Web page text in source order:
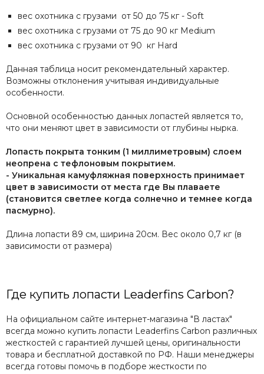
вес охотника с грузами от 50 до 75 кг - Soft
вес охотника с грузами от 75 до 90 кг Medium
вес охотника с грузами от 90 кг Hard
Данная таблица носит рекомендательный характер.
Возможны отклонения учитывая индивидуальные
особенности.
Основной особенностью данных лопастей является то,
что они меняют цвет в зависимости от глубины нырка.
Лопасть покрыта тонким (1 миллиметровым) слоем
неопрена с тефлоновым покрытием.
- Уникальная камуфляжная поверхность принимает
цвет в зависимости от места где Вы плаваете
(становится светлее когда солнечно и темнее когда
пасмурно).
Длина лопасти 89 см, ширина 20см. Вес около 0,7 кг (в
зависимости от размера)
Где купить лопасти Leaderfins Carbon?
На официальном сайте интернет-магазина "В ластах"
всегда можно купить лопасти Leaderfins Carbon различных
жесткостей с гарантией лучшей цены, оригинальности
товара и бесплатной доставкой по РФ. Наши менеджеры
всегда готовы помочь в подборе жесткости по